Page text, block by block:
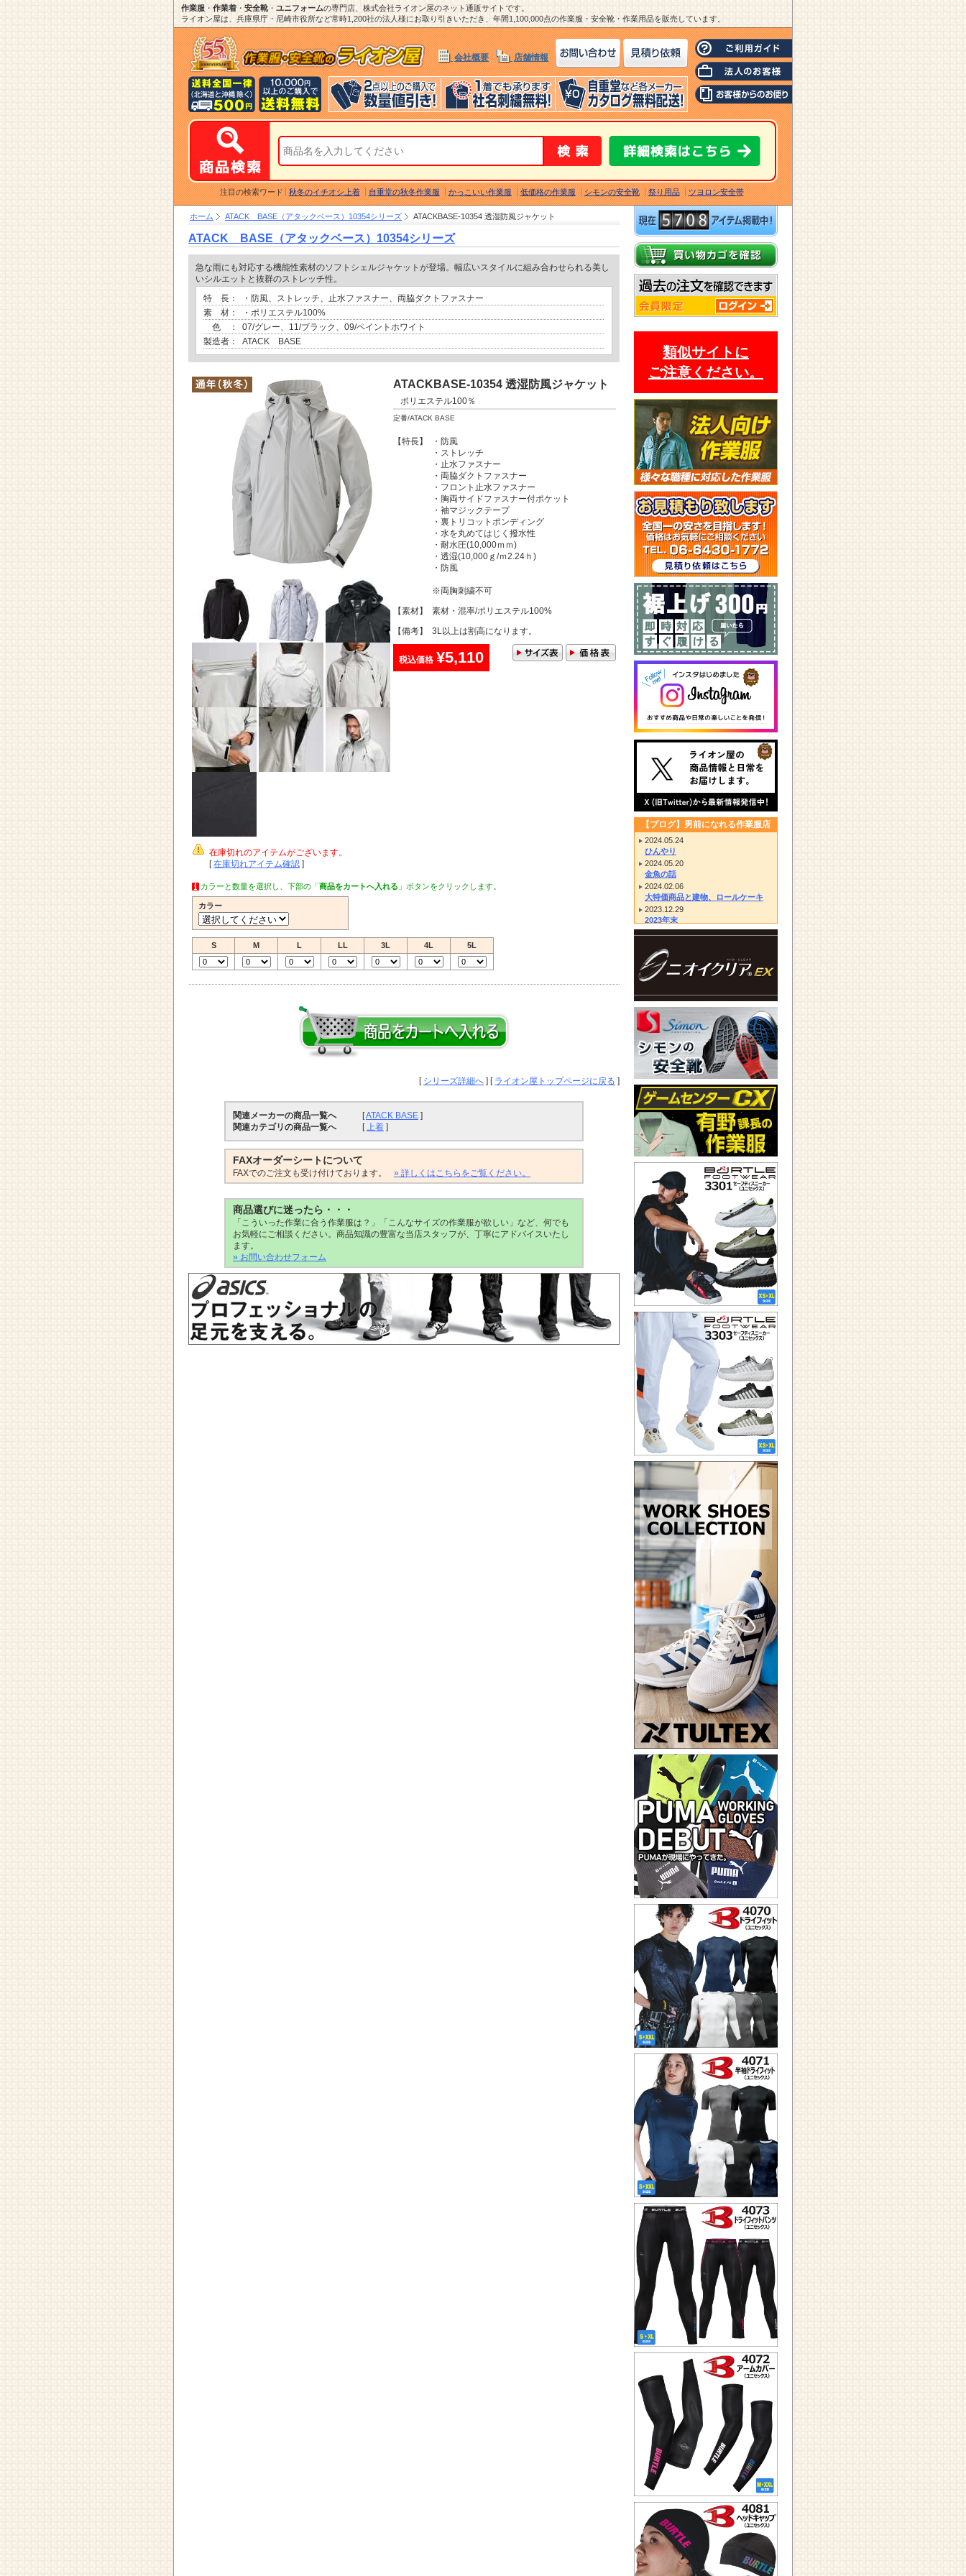
作業服 ・ 作業着 ・ 安全靴・ ユニフォームの専門店、株式会社ライオン屋のネット通販サイトです。
ライオン屋は、兵庫県庁・尼崎市役所など常時1,200社の法人様にお取り引きいただき、年間1,100,000点の作業服・安全靴・作業用品を販売しています。
会社概要 店舗情報
注目の検索ワード 秋冬のイチオシ上着 自重堂の秋冬作業服 かっこいい作業服 低価格の作業服 シモンの安全靴 祭り用品 ツヨロン安全帯
ホーム ATACK BASE（アタックベース）10354シリーズ ATACKBASE-10354 透湿防風ジャケット
ATACK BASE（アタックベース）10354シリーズ
急な雨にも対応する機能性素材のソフトシェルジャケットが登場。幅広いスタイルに組み合わせられる美し
いシルエットと抜群のストレッチ性。
特 長：
・防風、ストレッチ、止水ファスナー、両脇ダクトファスナー
素 材：
・ポリエステル100%
色 ：
07/グレー、11/ブラック、09/ペイントホワイト
製造者：
ATACK BASE
ATACKBASE-10354 透湿防風ジャケット
ポリエステル100％
定番/ATACK BASE
【特長】
・防風
・ストレッチ
・止水ファスナー
・両脇ダクトファスナー
・フロント止水ファスナー
・胸両サイドファスナー付ポケット
・袖マジックテープ
・裏トリコットポンディング
・水を丸めてはじく撥水性
・耐水圧(10,000ｍｍ)
・透湿(10,000ｇ/ｍ2.24ｈ)
・防風
※両胸刺繍不可
【素材】
素材・混率/ポリエステル100%
【備考】
3L以上は割高になります。
税込価格 ¥5,110
在庫切れのアイテムがございます。
[在庫切れアイテム確認 ]
カラーと数量を選択し、下部の「商品をカートへ入れる 」ボタンをクリックします。
カラー
S M L LL 3L 4L 5L
[ シリーズ詳細へ ] [ ライオン屋トップページに戻る ]
関連メーカーの商品一覧へ [ATACK BASE ]
関連カテゴリの商品一覧へ
[上着 ]
FAXオーダーシートについて
FAXでのご注文も受け付けております。 » 詳しくはこちらをご覧ください。
商品選びに迷ったら・・・
「こういった作業に合う作業服は？」「こんなサイズの作業服が欲しい」など、何でも
お気軽にご相談ください。商品知識の豊富な当店スタッフが、丁寧にアドバイスいたし
ます。
» お問い合わせフォーム
類似サイトに
ご注意ください。
【ブログ】男前になれる作業服店
2024.05.24
ひんやり
2024.05.20
金魚の話
2024.02.06
大特価商品と建物、ロールケーキ
2023.12.29
2023年末
2023.12.14